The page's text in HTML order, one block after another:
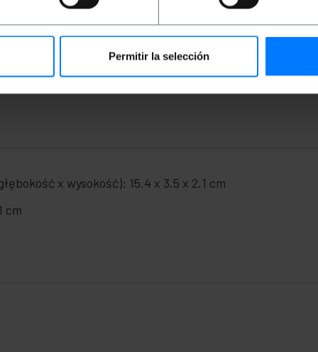
Permitir la selección
omów.
końcach.
co zapewnia mu elastyczność i długą żywotność.
i audio o wysokiej częstotliwości między różnymi
x wysokość): 15.4 x 3.5 x 2.1 cm
cm